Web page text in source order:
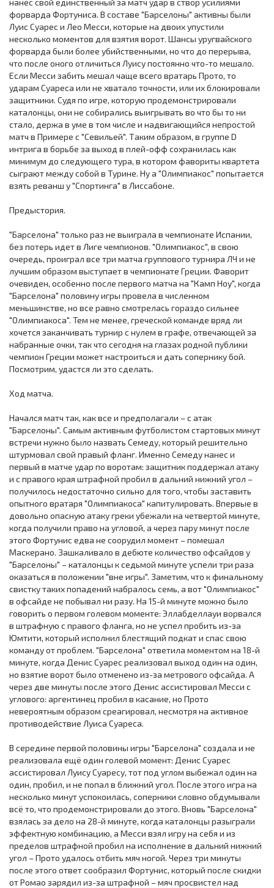
нанёс свой единственный за матч удар в створ усилиями
форварда Фортуниса. В составе "Барселоны" активны были
Луис Суарес и Лео Месси, которые на двоих упустили
несколько моментов для взятия ворот. Шансы уругвайского
форварда были более убийственными, но что до перерыва,
что после оного отличиться Луису постоянно что-то мешало.
Если Месси забить мешал чаще всего вратарь Прото, то
ударам Суареса или не хватало точности, или их блокировали
защитники. Судя по игре, которую продемонстрировали
каталонцы, они не собирались выигрывать во что бы то ни
стало, держа в уме в том числе и надвигающийся непростой
матч в Примере с "Севильей". Таким образом, в группе D
интрига в борьбе за выход в плей-офф сохранилась как
минимум до следующего тура, в котором фавориты квартета
сыграют между собой в Турине. Ну а "Олимпиакос" попытается
взять реванш у "Спортинга" в Лиссабоне.
Предыстория.
"Барселона" только раз не выиграла в чемпионате Испании,
без потерь идет в Лиге чемпионов. "Олимпиакос", в свою
очередь, проиграл все три матча группового турнира ЛЧ и не
лучшим образом выступает в чемпионате Греции. Фаворит
очевиден, особенно после первого матча на "Камп Ноу", когда
"Барселона" половину игры провела в численном
меньшинстве, но все равно смотрелась гораздо сильнее
"Олимпиакоса". Тем не менее, греческой команде вряд ли
хочется заканчивать турнир с нулем в графе, отвечающей за
набранные очки, так что сегодня на глазах родной публики
чемпион Греции может настроиться и дать сопернику бой.
Посмотрим, удастся ли это сделать.
Ход матча.
Начался матч так, как все и предполагали – с атак
"Барселоны". Самым активным футболистом стартовых минут
встречи нужно было назвать Семеду, который решительно
штурмовал свой правый фланг. Именно Семеду нанес и
первый в матче удар по воротам: защитник поддержал атаку
и с правого края штрафной пробил в дальний нижний угол –
получилось недостаточно сильно для того, чтобы заставить
опытного вратаря "Олимпиакоса" капитулировать. Впервые в
довольно опасную атаку греки убежали на четвертой минуте,
когда получили право на угловой, а через пару минут после
этого Фортунис едва не соорудил момент – помешал
Маскерано. Зашкаливало в дебюте количество офсайдов у
"Барселоны" – каталонцы к седьмой минуте успели три раза
оказаться в положении "вне игры". Заметим, что к финальному
свистку таких попадений набралось семь, а вот "Олимпиакос"
в офсайде не побывал ни разу. На 15-й минуте можно было
говорить о первом голевом моменте: Эллабделлауи ворвался
в штрафную с правого фланга, но не успел пробить из-за
Юмтити, который исполнил блестящий подкат и спас свою
команду от проблем. "Барселона" ответила моментом на 18-й
минуте, когда Денис Суарес реализовал выход один на один,
но взятие ворот было отменено из-за метрового офсайда. А
через две минуты после этого Денис ассистировал Месси с
углового: аргентинец пробил в касание, но Прото
невероятным образом среагировал, несмотря на активное
противодействие Луиса Суареса.
В середине первой половины игры "Барселона" создала и не
реализовала ещё один голевой момент: Денис Суарес
ассистировал Луису Суаресу, тот под углом выбежал один на
один, пробил, и не попал в ближний угол. После этого игра на
несколько минут успокоилась, соперники словно обдумывали
всё то, что продемонстрировали до этого. Вновь "Барселона"
взялась за дело на 28-й минуте, когда каталонцы разыграли
эффектную комбинацию, а Месси взял игру на себя и из
пределов штрафной пробил на исполнение в дальний нижний
угол – Прото удалось отбить мяч ногой. Через три минуты
после этого ответ сообразил Фортунис, который после скидки
от Ромао зарядил из-за штрафной – мяч просвистел над